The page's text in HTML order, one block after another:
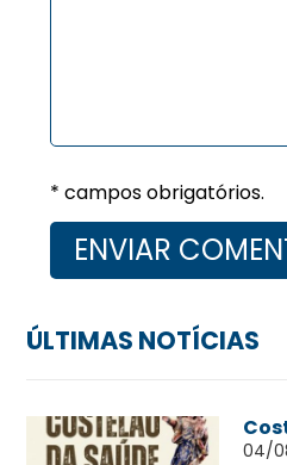
* campos obrigatórios.
ÚLTIMAS NOTÍCIAS
04/